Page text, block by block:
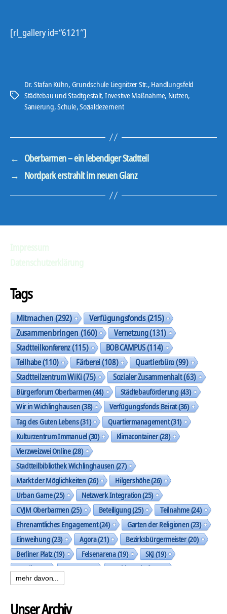
[rl_gallery id=“6121″]
Schlagwörter
Dr. Stafan Kühn, Grundschule Liegnitzer Str., Handlungsfeld
Städtebau und Stadtgestalt, Investive Maßnahme, Nutzen,
Sanierung,Schule,Sozialdezernent
← Oberbarmen – ein lebendiger Stadtteil
→ Nordpark erstrahlt im neuen Glanz
Tags
Mitmachen(292) Verfügungsfonds(215)
Zusammenbringen(160) Vernetzung(131)
Stadtteilkonferenz(115) BOB CAMPUS(114)
Teilhabe(110) Färberei(108) Quartierbüro(99)
Stadtteilzentrum WiKi(75) Sozialer Zusammenhalt(63)
Bürgerforum Oberbarmen(44) Städtebauförderung(43)
Wir in Wichlinghausen(38) Verfügungsfonds Beirat(36)
Tag des Guten Lebens(31) Quartiermanagement(31)
Kulturzentrum Immanuel(30) Klimacontainer(28)
Vierzweizwei Online(28)
Stadtteilbibliothek Wichlinghausen(27)
Markt der Möglichkeiten(26) Hilgershöhe(26)
Urban Game(25) Netzwerk Integration(25)
CVJM Oberbarmen(25) Beteiligung(25) Teilnahme(24)
Ehrenamtliches Engagement(24) Garten der Religionen(23)
Einweihung(23) Agora(21) Bezirksbürgermeister(20)
Berliner Platz(19) Felsenarena(19) SKJ(19)
Musik(19) Trasse(19) Nachbarschaft(19)
Spielplatz Allensteiner Straße
mehr davon...
Unser Archiv